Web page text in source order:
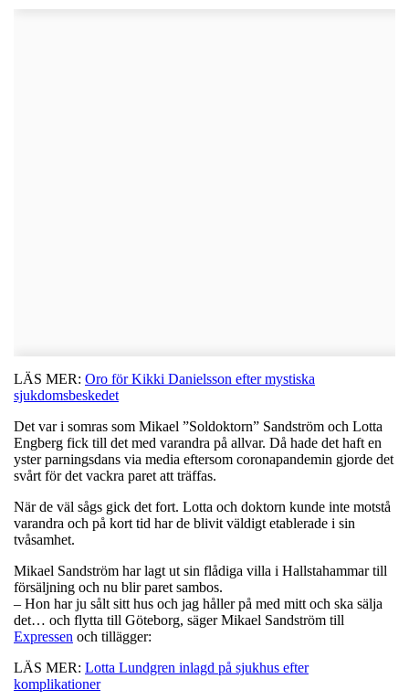
LÄS MER: Oro för Kikki Danielsson efter mystiska
sjukdomsbeskedet
Det var i somras som Mikael ”Soldoktorn” Sandström och Lotta
Engberg fick till det med varandra på allvar. Då hade det haft en
yster parningsdans via media eftersom coronapandemin gjorde det
svårt för det vackra paret att träffas.
När de väl sågs gick det fort. Lotta och doktorn kunde inte motstå
varandra och på kort tid har de blivit väldigt etablerade i sin
tvåsamhet.
Mikael Sandström har lagt ut sin flådiga villa i Hallstahammar till
försäljning och nu blir paret sambos.
– Hon har ju sålt sitt hus och jag håller på med mitt och ska sälja
det… och flytta till Göteborg, säger Mikael Sandström till
Expressen och tillägger:
LÄS MER: Lotta Lundgren inlagd på sjukhus efter
komplikationer